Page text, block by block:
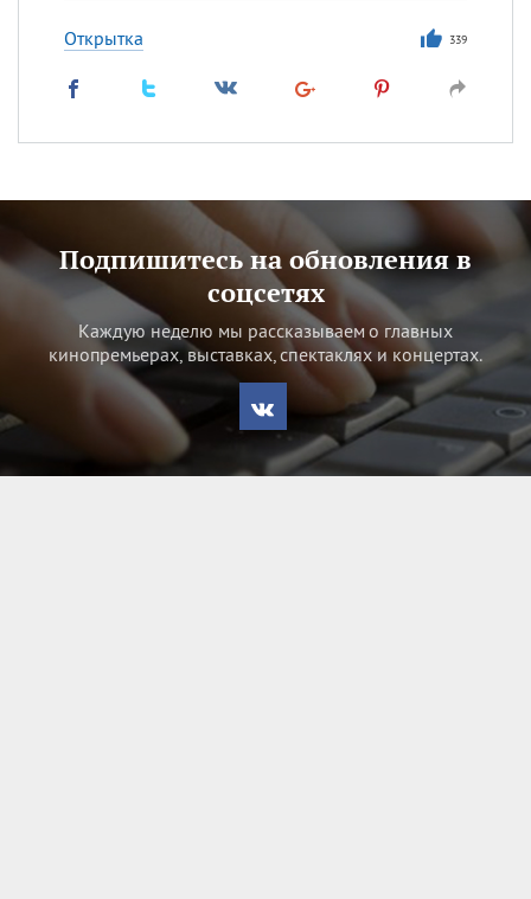
Открытка 339
Подпишитесь на обновления в
соцсетях
Каждую неделю мы рассказываем о главных
кинопремьерах, выставках, спектаклях и концертах.